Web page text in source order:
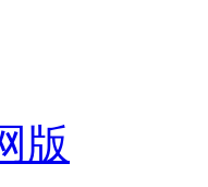
版